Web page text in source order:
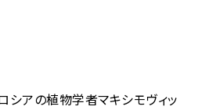
シアの植物学者マキシモヴィッ